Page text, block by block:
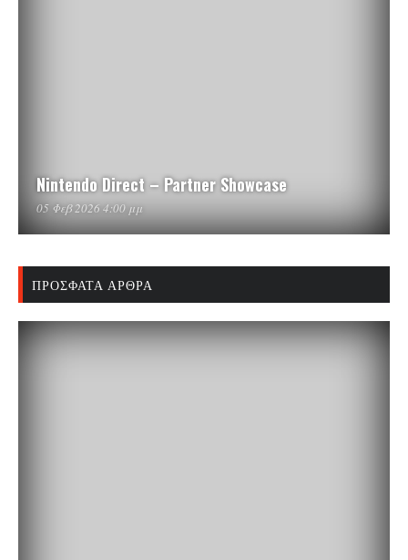
Nintendo Direct – Partner Showcase
05 Φεβ 2026 4:00 μμ
ΠΡΌΣΦΑΤΑ ΆΡΘΡΑ